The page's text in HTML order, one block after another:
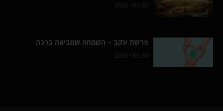
30 ביולי 2026
פרשת עקב – השמחה שמביאה ברכה
30 ביולי 2026